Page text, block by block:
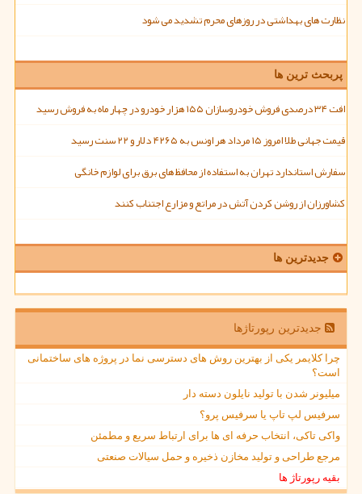
نظارت های بهداشتی در روزهای محرم تشدید می شود
پربحث ترین ها
افت ۳۴ درصدی فروش خودروسازان ۱۵۵ هزار خودرو در چهار ماه به فروش رسید
قیمت جهانی طلا امروز ۱۵ مرداد هر اونس به ۴۲۶۵ دلار و ۲۲ سنت رسید
سفارش استاندارد تهران به استفاده از محافظ های برق برای لوازم خانگی
کشاورزان از روشن کردن آتش در مراتع و مزارع اجتناب کنند
جدیدترین ها
جدیدترین رپورتاژها
چرا کلایمر یکی از بهترین روش های دسترسی نما در پروژه های ساختمانی
است؟
میلیونر شدن با تولید نایلون دسته دار
سرفیس لپ تاپ یا سرفیس پرو؟
واکی تاکی، انتخاب حرفه ای ها برای ارتباط سریع و مطمئن
مرجع طراحی و تولید مخازن ذخیره و حمل سیالات صنعتی
بقیه رپورتاژ ها